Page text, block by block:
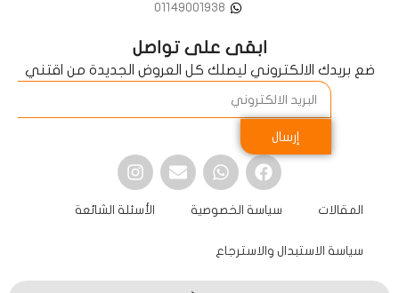
01149001938
ابقى على تواصل
ضع بريدك الالكتروني ليصلك كل العروض الجديدة من اقتني
إرسال
المقالات سياسة الخصوصية الأسئلة الشائعة
سياسة الاستبدال والاسترجاع